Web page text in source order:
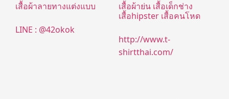
เสื้อผ้าลายทางแต่งแบบ
LINE : @42okok
เสื้อผ้าย่น เสื้อเด็กช่าง
เสื้อhipster เสื้อคนโหด
http://www.t-
shirtthai.com/